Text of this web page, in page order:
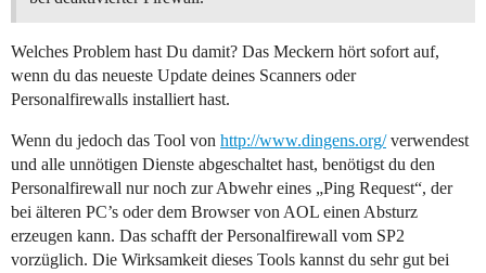
Welches Problem hast Du damit? Das Meckern hört sofort auf,
wenn du das neueste Update deines Scanners oder
Personalfirewalls installiert hast.
Wenn du jedoch das Tool von http://www.dingens.org/verwendest
und alle unnötigen Dienste abgeschaltet hast, benötigst du den
Personalfirewall nur noch zur Abwehr eines „Ping Request“, der
bei älteren PC’s oder dem Browser von AOL einen Absturz
erzeugen kann. Das schafft der Personalfirewall vom SP2
vorzüglich. Die Wirksamkeit dieses Tools kannst du sehr gut bei